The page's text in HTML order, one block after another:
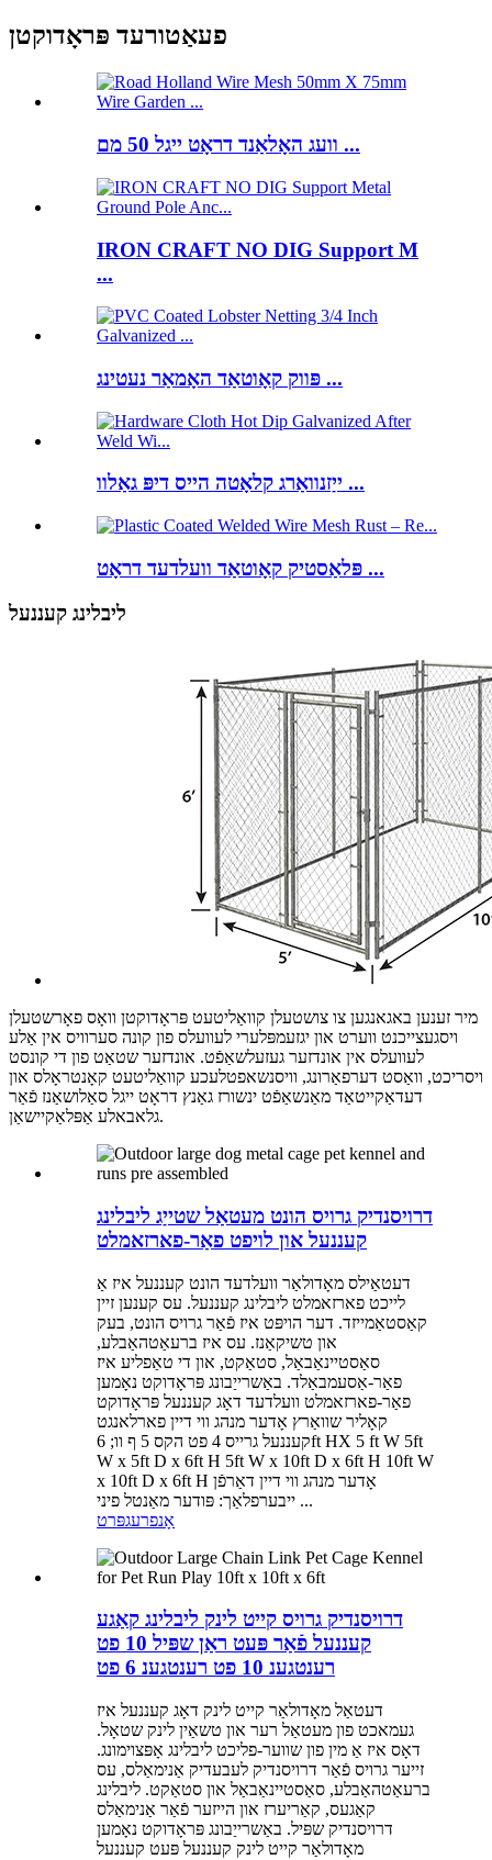
פעאַטורעד פּראָדוקטן
וועג האָלאַנד דראָט ייגל 50 מם ...
IRON CRAFT NO DIG Support M
...
פּווק קאָוטאַד האָמאַר נעטינג ...
ייַזנוואַרג קלאָטה הייס דיפּ גאַלוו ...
פּלאַסטיק קאָוטאַד וועלדעד דראָט ...
ליבלינג קעננעל
מיר זענען באגאנגען צו צושטעלן קוואַליטעט פּראָדוקטן וואָס פאָרשטעלן
ויסגעצייכנט ווערט און יגזעמפּלערי לעוועלס פון קונה סערוויס אין אַלע
לעוועלס אין אונדזער געזעלשאַפֿט. אונדזער שטאַט פון די קונסט
ויסריכט, וואַסט דערפאַרונג, וויסנשאפטלעכע קוואַליטעט קאָנטראָלס און
דעדאַקייטאַד מאַנשאַפֿט ינשורז גאַנץ דראָט ייגל סאַלושאַנז פֿאַר
גלאבאלע אַפּלאַקיישאַן.
דרויסנדיק גרויס הונט מעטאַל שטייַג ליבלינג
קעננעל און לויפט פאַר-פארזאמלט
דעטאַילס מאָדולאַר וועלדעד הונט קעננעל איז אַ
לייכט פארזאמלט ליבלינג קעננעל. עס קענען זיין
קאַסטאַמייזד. דער הויפּט איז פֿאַר גרויס הונט, בעק
און טשיקאַנז. עס איז ברעאַטהאַבלע,
סאַסטיינאַבאַל, סטאַקט, און די טאַפליע איז
פאַר-אַסעמבאַלד. באַשרייַבונג פּראָדוקט נאָמען
פאַר-פארזאמלט וועלדעד דאָג קעננעל פּראָדוקט
קאָליר שוואַרץ אָדער מנהג ווי דיין פארלאנגט
קעננעל גרייס 4 פט הקס 5 ף וו; 6ft HX 5 ft W 5ft
W x 5ft D x 6ft H 5ft W x 10ft D x 6ft H 10ft W
x 10ft D x 6ft H אָדער מנהג ווי דיין דאַרפֿן
ייבערפלאַך: פּודער מאַנטל פיני ...
אָנפרעגפּרט
דרויסנדיק גרויס קייט לינק ליבלינג קאַגע
קעננעל פֿאַר פּעט ראַן שפּיל 10 פט
רענטגענ 10 פט רענטגענ 6 פט
דעטאַל מאָדולאַר קייט לינק דאָג קעננעל איז
געמאכט פון מעטאַל רער און טשאַין לינק שטאָל.
דאָס איז אַ מין פון שווער-פליכט ליבלינג אָפּצוימונג.
זייער גרויס פֿאַר דרויסנדיק לעבעדיק אַנימאַלס, עס
ברעאַטהאַבלע, סאַסטיינאַבאַל און סטאַקט. ליבלינג
קאַגעס, קאַריערז און הייזער פֿאַר אַנימאַלס
דרויסנדיק שפּיל. באַשרייַבונג פּראָדוקט נאָמען
מאָדולאַר קייט לינק קעננעל פּעט קעננעל